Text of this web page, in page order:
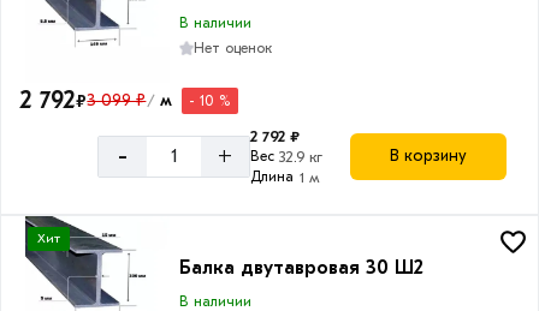
В наличии
Нет оценок
2 792₽3 099 ₽/ м - 10 %
- +
2 792 ₽
Вес 32.9 кг
Длина 1 м
В корзину
Хит
Балка двутавровая 30 Ш2
В наличии